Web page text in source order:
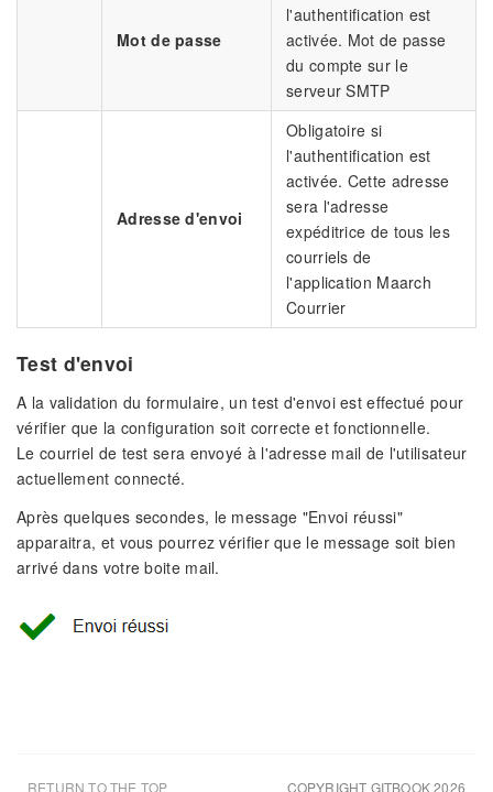
Mot de passe
l'authentification est
activée. Mot de passe
du compte sur le
serveur SMTP
Adresse d'envoi
Obligatoire si
l'authentification est
activée. Cette adresse
sera l'adresse
expéditrice de tous les
courriels de
l'application Maarch
Courrier
Test d'envoi
A la validation du formulaire, un test d'envoi est effectué pour
vérifier que la configuration soit correcte et fonctionnelle.
Le courriel de test sera envoyé à l'adresse mail de l'utilisateur
actuellement connecté.
Après quelques secondes, le message "Envoi réussi"
apparaitra, et vous pourrez vérifier que le message soit bien
arrivé dans votre boite mail.
COPYRIGHT GITBOOK 2026
RETURN TO THE TOP